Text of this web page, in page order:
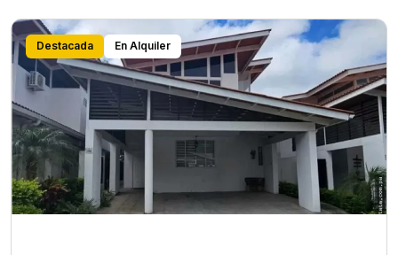
Destacada En Alquiler